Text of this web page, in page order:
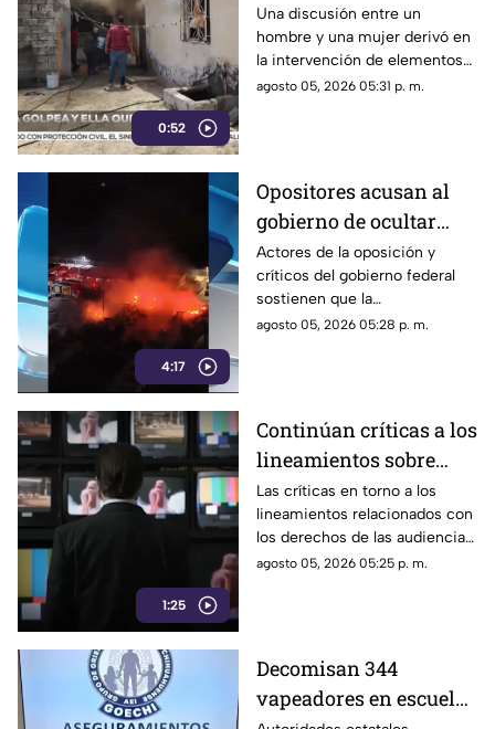
0:52
casa; ocurrió en Ciudad
Juárez | VIDEO
Una discusión entre un
hombre y una mujer derivó en
la intervención de elementos
de la Policía Municipal en la
agosto 05, 2026 05:31 p. m.
4:17
Opositores acusan al
gobierno de ocultar
información y difundir
versiones oficiales
cuestionadas
Actores de la oposición y
críticos del gobierno federal
sostienen que la
administración ha recurrido a
agosto 05, 2026 05:28 p. m.
1:25
Continúan críticas a los
lineamientos sobre
audiencias; opositores
los califican como un
mecanismo de censura
Las críticas en torno a los
lineamientos relacionados con
los derechos de las audiencias
continúan.
agosto 05, 2026 05:25 p. m.
Decomisan 344
vapeadores en escuelas